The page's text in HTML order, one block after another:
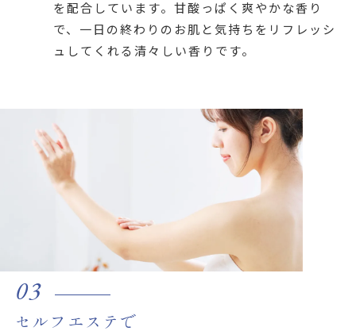
を配合しています。甘酸っぱく爽やかな香り
で、一日の終わりのお肌と気持ちをリフレッシ
ュしてくれる清々しい香りです。
03
セルフエステで